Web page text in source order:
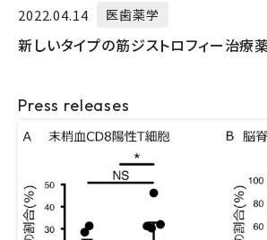
2022.04.14 医歯薬学
新しいタイプの筋ジストロフィー治療
Press releases